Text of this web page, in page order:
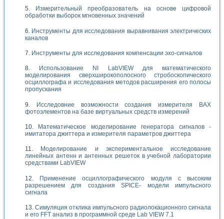
Измерительный преобразователь на основе цифровой
обработки выборок мгновенных значений
Инструменты для исследования выравнивания электрических
каналов
Инструменты для исследования компенсации эхо-сигналов
Использование NI LabVIEW для математического
моделирования сверхширокополосного стробоскопического
осциллографа и исследования методов расширения его полосы
пропускания
Исследовние возможности создания измерителя ВАХ
фотоэлементов на базе виртуальных средств измерений
Математическое моделирование генератора сигналов -
имитатора джиттера и измерителя параметров джиттера
Моделирование и экспериментальное исследование
линейных антенн и антенных решеток в учебной лаборатории
средствами LabVIEW
Применение осциллографического модуля с высоким
разрешением для создания SPICE- модели импульсного
сигнала
Симуляция отклика импульсного радиолокационного сигнала
и его FFT анализ в программной среде Lab VIEW 7.1